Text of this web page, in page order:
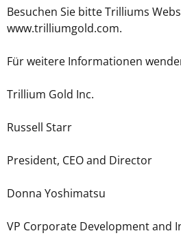
Besuchen Sie bitte Trilliums
www.trilliumgold.com.
Für weitere Informationen
Trillium Gold Inc.
Russell Starr
President, CEO and Director
Donna Yoshimatsu
VP Corporate Development and